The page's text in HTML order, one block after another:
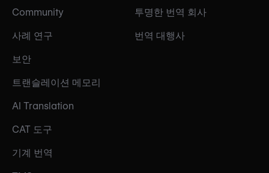
Community
사례 연구
보안
트랜슬레이션 메모리
AI Translation
CAT 도구
기계 번역
투명한 번역 회사
번역 대행사